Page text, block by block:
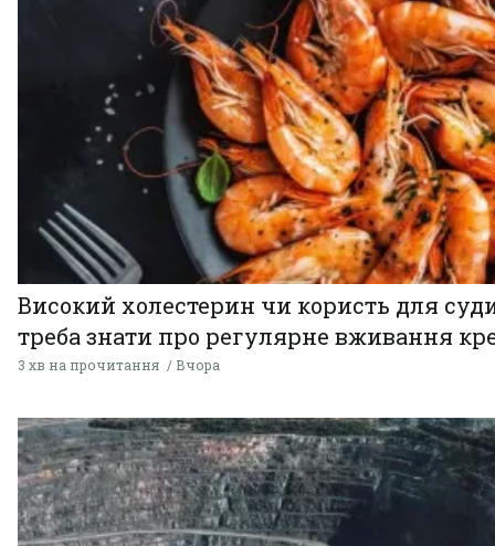
Високий холестерин чи користь для
треба знати про регулярне вживання
3 хв на прочитання Вчора